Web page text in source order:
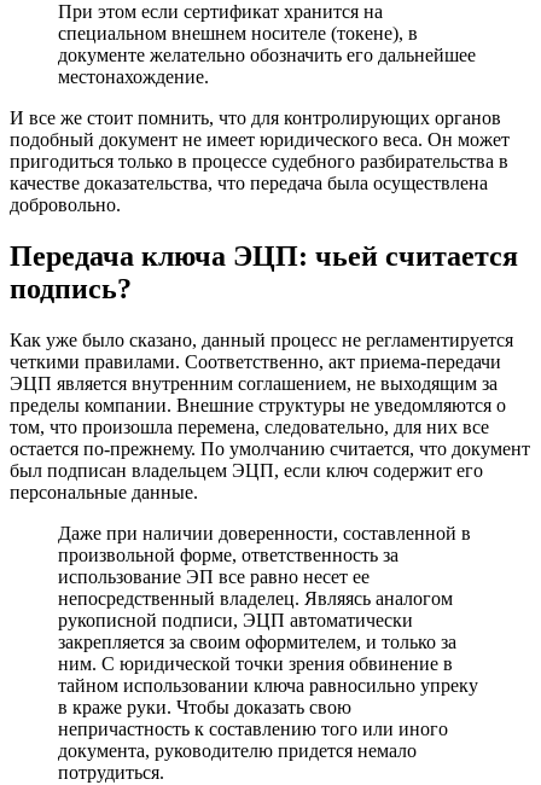
При этом если сертификат хранится на
специальном внешнем носителе (токене), в
документе желательно обозначить его дальнейшее
местонахождение.
И все же стоит помнить, что для контролирующих органов
подобный документ не имеет юридического веса. Он может
пригодиться только в процессе судебного разбирательства в
качестве доказательства, что передача была осуществлена
добровольно.
Передача ключа ЭЦП: чьей считается
подпись?
Как уже было сказано, данный процесс не регламентируется
четкими правилами. Соответственно, акт приема-передачи
ЭЦП является внутренним соглашением, не выходящим за
пределы компании. Внешние структуры не уведомляются о
том, что произошла перемена, следовательно, для них все
остается по-прежнему. По умолчанию считается, что документ
был подписан владельцем ЭЦП, если ключ содержит его
персональные данные.
Даже при наличии доверенности, составленной в
произвольной форме, ответственность за
использование ЭП все равно несет ее
непосредственный владелец. Являясь аналогом
рукописной подписи, ЭЦП автоматически
закрепляется за своим оформителем, и только за
ним. С юридической точки зрения обвинение в
тайном использовании ключа равносильно упреку
в краже руки. Чтобы доказать свою
непричастность к составлению того или иного
документа, руководителю придется немало
потрудиться.